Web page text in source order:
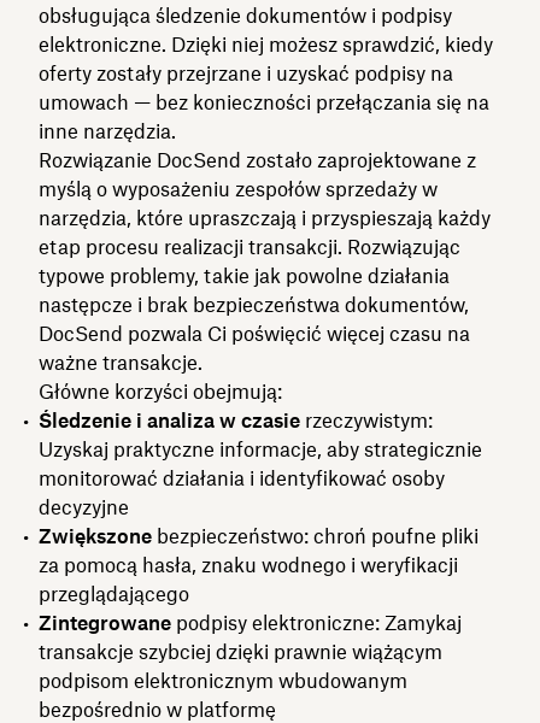
obsługująca śledzenie dokumentów i podpisy
elektroniczne. Dzięki niej możesz sprawdzić, kiedy
oferty zostały przejrzane i uzyskać podpisy na
umowach — bez konieczności przełączania się na
inne narzędzia.
Rozwiązanie DocSend zostało zaprojektowane z
myślą o wyposażeniu zespołów sprzedaży w
narzędzia, które upraszczają i przyspieszają każdy
etap procesu realizacji transakcji. Rozwiązując
typowe problemy, takie jak powolne działania
następcze i brak bezpieczeństwa dokumentów,
DocSend pozwala Ci poświęcić więcej czasu na
ważne transakcje.
Główne korzyści obejmują:
Śledzenie i analiza w czasie rzeczywistym:
Uzyskaj praktyczne informacje, aby strategicznie
monitorować działania i identyfikować osoby
decyzyjne
Zwiększone bezpieczeństwo: chroń poufne pliki
za pomocą hasła, znaku wodnego i weryfikacji
przeglądającego
Zintegrowane podpisy elektroniczne: Zamykaj
transakcje szybciej dzięki prawnie wiążącym
podpisom elektronicznym wbudowanym
bezpośrednio w platformę